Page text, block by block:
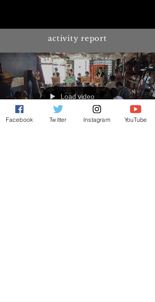
activity report
Load video
Facebook Twitter Instagram YouTube